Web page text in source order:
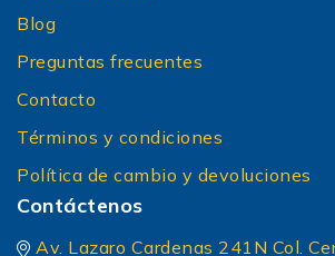
Blog
Preguntas frecuentes
Contacto
Términos y condiciones
Política de cambio y devoluciones
Contáctenos
Av. Lazaro Cardenas 241N Col.